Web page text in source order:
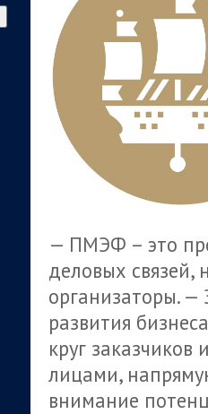
— ПМЭФ – это
деловых
организаторы. —
развития
круг
лицами,
внимание